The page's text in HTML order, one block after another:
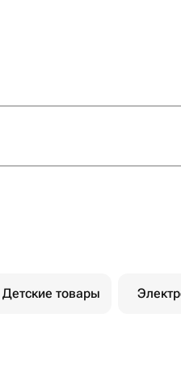
Детские товары